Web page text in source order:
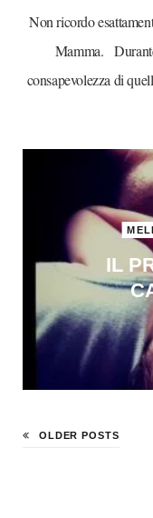
Non ricordo
Mamma.
consapevolezza di
IL
OLDER POSTS